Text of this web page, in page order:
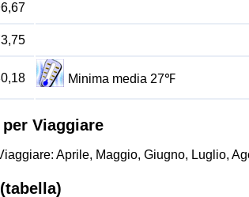
Minima media 27℉
Viaggiare
Aprile, Maggio, Giugno, Luglio,